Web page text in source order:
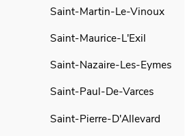
Saint-Martin-Le-Vinoux
Saint-Maurice-L'Exil
Saint-Nazaire-Les-Eymes
Saint-Paul-De-Varces
Saint-Pierre-D'Allevard